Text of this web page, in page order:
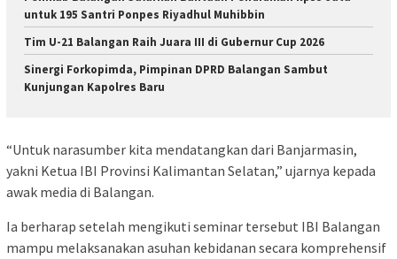
untuk 195 Santri Ponpes Riyadhul Muhibbin
Tim U-21 Balangan Raih Juara III di Gubernur Cup 2026
Sinergi Forkopimda, Pimpinan DPRD Balangan Sambut
Kunjungan Kapolres Baru
“Untuk narasumber kita mendatangkan dari Banjarmasin,
yakni Ketua IBI Provinsi Kalimantan Selatan,” ujarnya kepada
awak media di Balangan.
Ia berharap setelah mengikuti seminar tersebut IBI Balangan
mampu melaksanakan asuhan kebidanan secara komprehensif